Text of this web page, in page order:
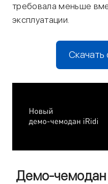
требовала меньше
эксплуатации.
Скачать
Демо-чемодан